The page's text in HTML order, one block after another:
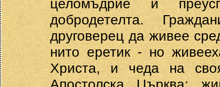
целомъдрие и
добродетелта.
друговерец да живее
нито еретик - но
Христа, и чеда на